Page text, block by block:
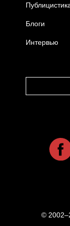
Блоги
Интервью
©